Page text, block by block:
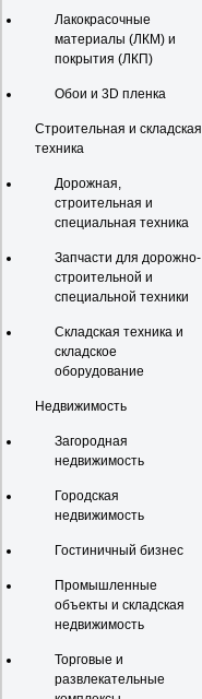
Лакокрасочные
материалы (ЛКМ) и
покрытия (ЛКП)
Обои и 3D пленка
Строительная и складская
техника
Дорожная,
строительная и
специальная техника
Запчасти для дорожно-
строительной и
специальной техники
Складская техника и
складское
оборудование
Недвижимость
Загородная
недвижимость
Городская
недвижимость
Гостиничный бизнес
Промышленные
объекты и складская
недвижимость
Торговые и
развлекательные